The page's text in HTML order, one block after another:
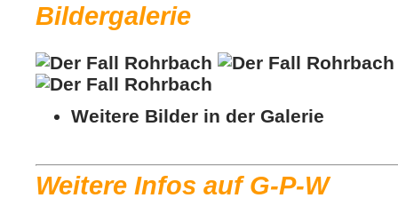
Bildergalerie
Weitere Bilder in der Galerie
Weitere Infos auf G-P-W